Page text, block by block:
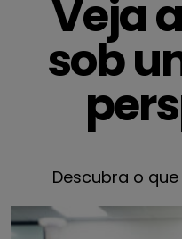
Veja
sob
Descubra o